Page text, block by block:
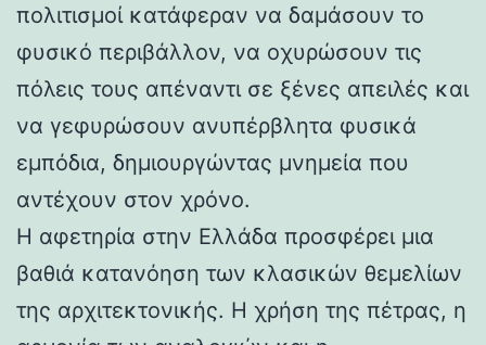
πολιτισμοί κατάφεραν να δαμάσουν το
φυσικό περιβάλλον, να οχυρώσουν τις
πόλεις τους απέναντι σε ξένες απειλές και
να γεφυρώσουν ανυπέρβλητα φυσικά
εμπόδια, δημιουργώντας μνημεία που
αντέχουν στον χρόνο.
Η αφετηρία στην Ελλάδα προσφέρει μια
βαθιά κατανόηση των κλασικών θεμελίων
της αρχιτεκτονικής. Η χρήση της πέτρας, η